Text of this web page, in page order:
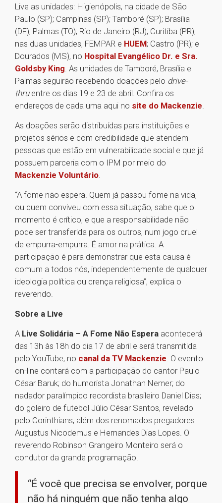
Live as unidades: Higienópolis, na cidade de São
Paulo (SP); Campinas (SP); Tamboré (SP); Brasília
(DF); Palmas (TO); Rio de Janeiro (RJ); Curitiba (PR),
nas duas unidades, FEMPAR e HUEM; Castro (PR); e
Dourados (MS), no Hospital Evangélico Dr. e Sra.
Goldsby King. As unidades de Tamboré, Brasília e
Palmas seguirão recebendo doações pelo drive-
thruentre os dias 19 e 23 de abril. Confira os
endereços de cada uma aqui no site do Mackenzie.
As doações serão distribuídas para instituições e
projetos sérios e com credibilidade que atendem
pessoas que estão em vulnerabilidade social e que já
possuem parceria com o IPM por meio do
Mackenzie Voluntário.
“A fome não espera. Quem já passou fome na vida,
ou quem conviveu com essa situação, sabe que o
momento é crítico, e que a responsabilidade não
pode ser transferida para os outros, num jogo cruel
de empurra-empurra. É amor na prática. A
participação é para demonstrar que esta causa é
comum a todos nós, independentemente de qualquer
ideologia política ou crença religiosa”, explica o
reverendo.
Sobre a Live
A Live Solidária – A Fome Não Espera acontecerá
das 13h às 18h do dia 17 de abril e será transmitida
pelo YouTube, no canal da TV Mackenzie. O evento
on-line contará com a participação do cantor Paulo
César Baruk; do humorista Jonathan Nemer; do
nadador paralímpico recordista brasileiro Daniel Dias;
do goleiro de futebol Júlio César Santos, revelado
pelo Corinthians, além dos renomados pregadores
Augustus Nicodemus e Hernandes Dias Lopes. O
reverendo Robinson Grangeiro Monteiro será o
condutor da grande programação.
“É você que precisa se envolver, porque
não há ninguém que não tenha algo